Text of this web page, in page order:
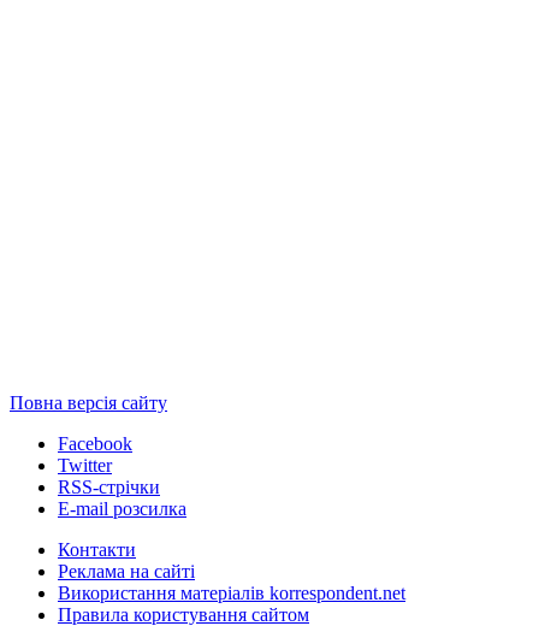
Повна версія сайту
Facebook
Twitter
RSS-стрічки
E-mail розсилка
Контакти
Реклама на сайті
Використання матеріалів korrespondent.net
Правила користування сайтом